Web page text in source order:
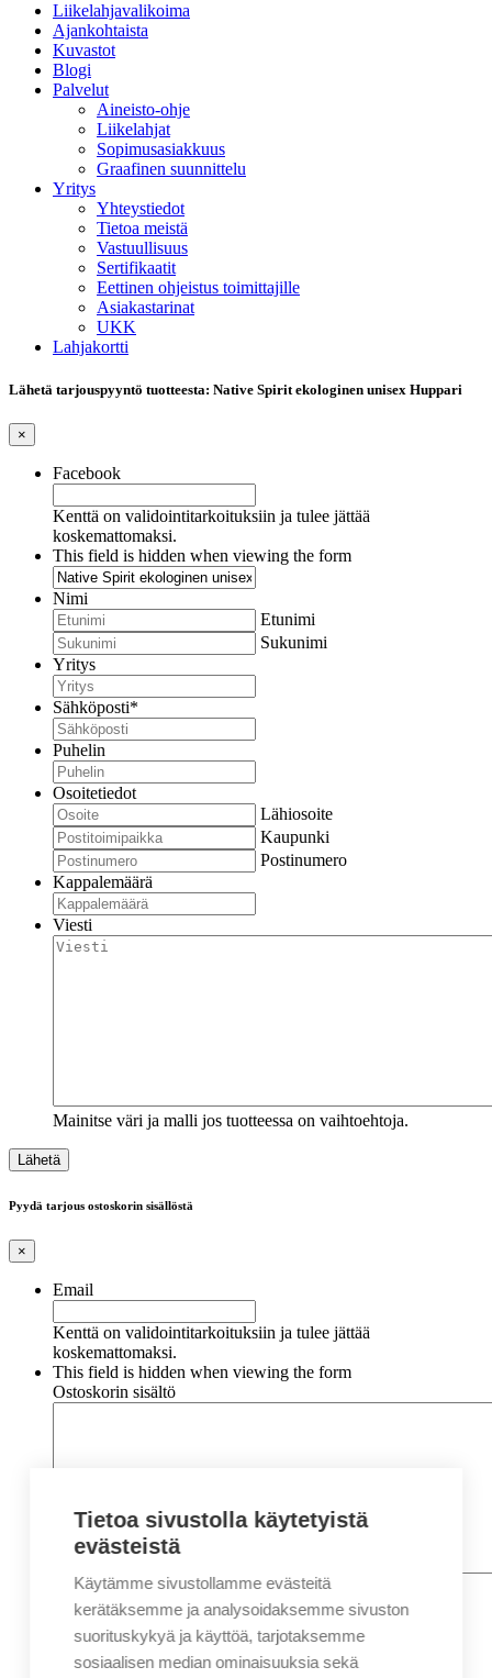
Liikelahjavalikoima
Ajankohtaista
Kuvastot
Blogi
Palvelut
Aineisto-ohje
Liikelahjat
Sopimusasiakkuus
Graafinen suunnittelu
Yritys
Yhteystiedot
Tietoa meistä
Vastuullisuus
Sertifikaatit
Eettinen ohjeistus toimittajille
Asiakastarinat
UKK
Lahjakortti
Lähetä tarjouspyyntö tuotteesta: Native Spirit ekologinen unisex Huppari
×
Facebook
Kenttä on validointitarkoituksiin ja tulee jättää
koskemattomaksi.
This field is hidden when viewing the form
Nimi
Etunimi
Sukunimi
Yritys
Sähköposti*
Puhelin
Osoitetiedot
Lähiosoite
Kaupunki
Postinumero
Kappalemäärä
Viesti
Mainitse väri ja malli jos tuotteessa on vaihtoehtoja.
Pyydä tarjous ostoskorin sisällöstä
×
Email
Kenttä on validointitarkoituksiin ja tulee jättää
koskemattomaksi.
This field is hidden when viewing the form
Ostoskorin sisältö
Nimi*
Etunimi
Sukunimi
Tietoa sivustolla käytetyistä
evästeistä
Käytämme sivustollamme evästeitä
kerätäksemme ja analysoidaksemme sivuston
suorituskykyä ja käyttöä, tarjotaksemme
sosiaalisen median ominaisuuksia sekä